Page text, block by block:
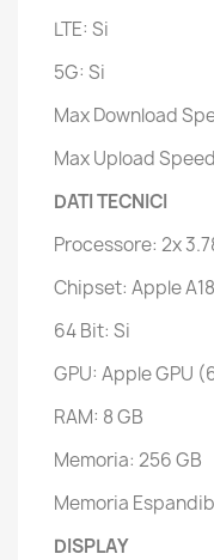
LTE: Si
5G: Si
Max Download
Max Upload
DATI TECNICI
Processore: 2x
Chipset: Apple
64 Bit: Si
GPU: Apple GPU
RAM: 8 GB
Memoria: 256 GB
Memoria
DISPLAY